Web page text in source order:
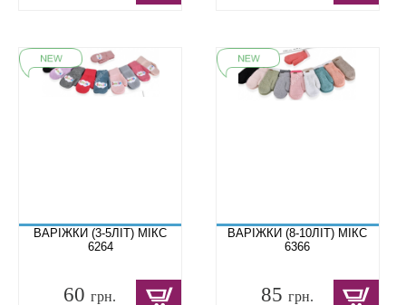
ВАРІЖКИ (3-5ЛІТ) МІКС
6264
60грн.
ВАРІЖКИ (8-10ЛІТ) МІКС
6366
85 грн.